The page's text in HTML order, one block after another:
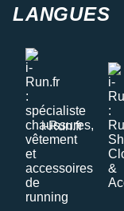
LANGUES
i-Run.fr